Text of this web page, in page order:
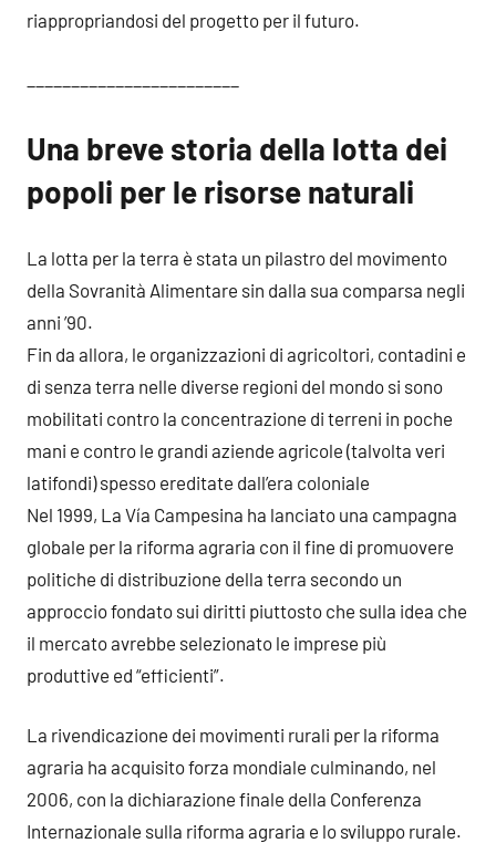
riappropriandosi del progetto per il futuro.
Una breve storia della lotta dei
popoli per le risorse naturali
La lotta per la terra è stata un pilastro del movimento
della Sovranità Alimentare sin dalla sua comparsa negli
anni ’90.
Fin da allora, le organizzazioni di agricoltori, contadini e
di senza terra nelle diverse regioni del mondo si sono
mobilitati contro la concentrazione di terreni in poche
mani e contro le grandi aziende agricole (talvolta veri
latifondi) spesso ereditate dall’era coloniale
Nel 1999, La Vía Campesina ha lanciato una campagna
globale per la riforma agraria con il fine di promuovere
politiche di distribuzione della terra secondo un
approccio fondato sui diritti piuttosto che sulla idea che
il mercato avrebbe selezionato le imprese più
produttive ed “efficienti”.
La rivendicazione dei movimenti rurali per la riforma
agraria ha acquisito forza mondiale culminando, nel
2006, con la dichiarazione finale della Conferenza
Internazionale sulla riforma agraria e lo sviluppo rurale.